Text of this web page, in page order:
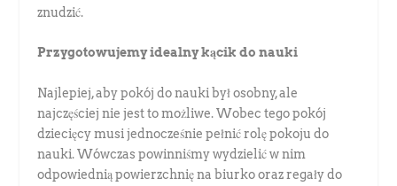
znudzić.
Przygotowujemy idealny kącik do nauki
Najlepiej, aby pokój do nauki był osobny, ale
najczęściej nie jest to możliwe. Wobec tego pokój
dziecięcy musi jednocześnie pełnić rolę pokoju do
nauki. Wówczas powinniśmy wydzielić w nim
odpowiednią powierzchnię na biurko oraz regały do